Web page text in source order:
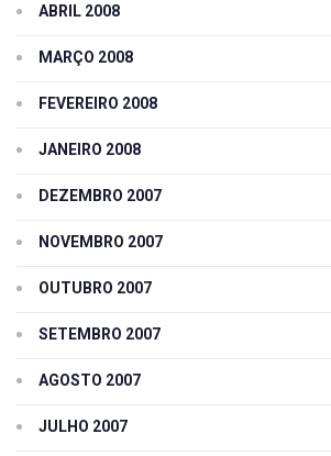
ABRIL 2008
MARÇO 2008
FEVEREIRO 2008
JANEIRO 2008
DEZEMBRO 2007
NOVEMBRO 2007
OUTUBRO 2007
SETEMBRO 2007
AGOSTO 2007
JULHO 2007